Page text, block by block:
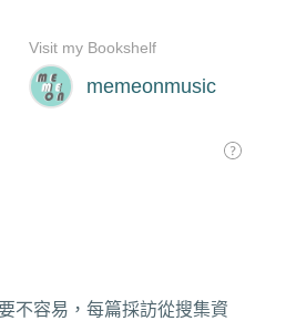
不容易，每篇採訪從搜集資